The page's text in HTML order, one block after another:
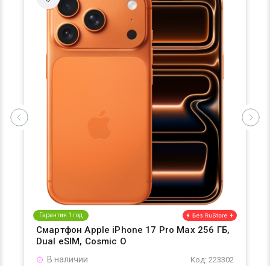
Гарантия 1 год
Смартфон Apple iPhone 17 Pro Max 256 ГБ,
Dual eSIM, Cosmic O
Код: 223302
В наличии